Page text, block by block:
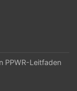
PPWR-Leitfaden